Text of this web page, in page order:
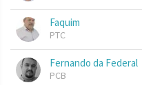
Faquim
PTC
Fernando da Federal
PCB